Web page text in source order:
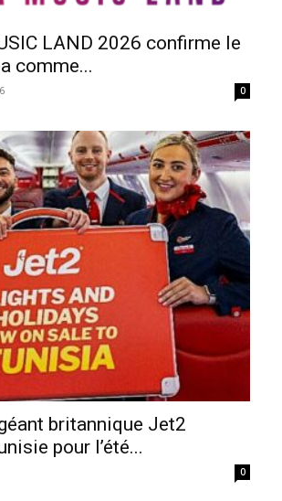
LAND 2026 confirme le
comme...
0
britannique Jet2
pour l’été...
0